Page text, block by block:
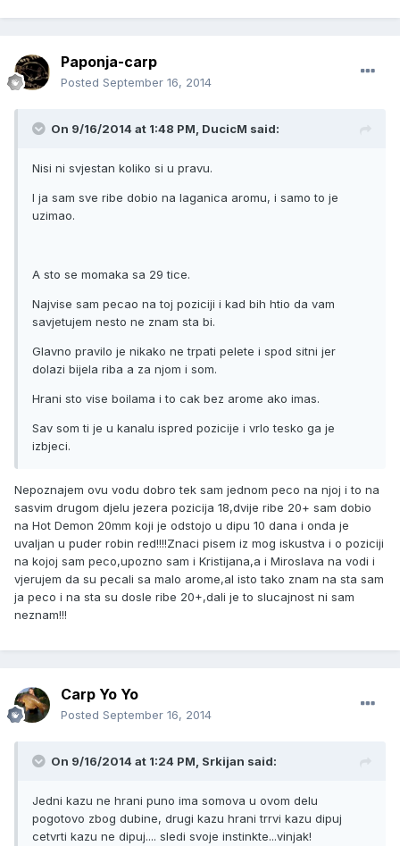
Paponja-carp
Posted September 16, 2014
On 9/16/2014 at 1:48 PM, DucicM said:
Nisi ni svjestan koliko si u pravu.
I ja sam sve ribe dobio na laganica aromu, i samo to je
uzimao.
A sto se momaka sa 29 tice.
Najvise sam pecao na toj poziciji i kad bih htio da vam
savjetujem nesto ne znam sta bi.
Glavno pravilo je nikako ne trpati pelete i spod sitni jer
dolazi bijela riba a za njom i som.
Hrani sto vise boilama i to cak bez arome ako imas.
Sav som ti je u kanalu ispred pozicije i vrlo tesko ga je
izbjeci.
Nepoznajem ovu vodu dobro tek sam jednom peco na njoj i to na
sasvim drugom djelu jezera pozicija 18,dvije ribe 20+ sam dobio
na Hot Demon 20mm koji je odstojo u dipu 10 dana i onda je
uvaljan u puder robin red!!!!Znaci pisem iz mog iskustva i o poziciji
na kojoj sam peco,upozno sam i Kristijana,a i Miroslava na vodi i
vjerujem da su pecali sa malo arome,al isto tako znam na sta sam
ja peco i na sta su dosle ribe 20+,dali je to slucajnost ni sam
neznam!!!
Carp Yo Yo
Posted September 16, 2014
On 9/16/2014 at 1:24 PM, Srkijan said:
Jedni kazu ne hrani puno ima somova u ovom delu
pogotovo zbog dubine, drugi kazu hrani trrvi kazu dipuj
cetvrti kazu ne dipuj.... sledi svoje instinkte...vinjak!